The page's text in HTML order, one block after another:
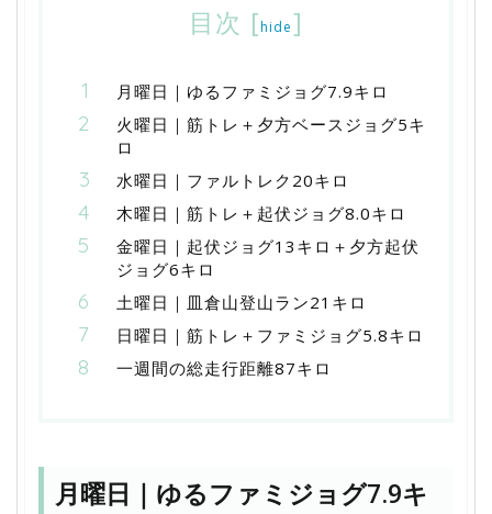
目次 [hide]
月曜日｜ゆるファミジョグ7.9キロ
火曜日｜筋トレ＋夕方ベースジョグ5キ
ロ
水曜日｜ファルトレク20キロ
木曜日｜筋トレ＋起伏ジョグ8.0キロ
金曜日｜起伏ジョグ13キロ＋夕方起伏
ジョグ6キロ
土曜日｜皿倉山登山ラン21キロ
日曜日｜筋トレ＋ファミジョグ5.8キロ
一週間の総走行距離87キロ
月曜日｜ゆるファミジョグ7.9キ